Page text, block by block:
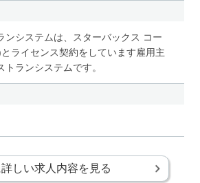
ンシステムは、スターバックス コー
ライセンス契約をしています雇用主
ランシステムです。
しい求人内容を見る